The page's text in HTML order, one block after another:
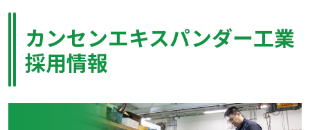
カンセンエキスパンダー工業
採用情報